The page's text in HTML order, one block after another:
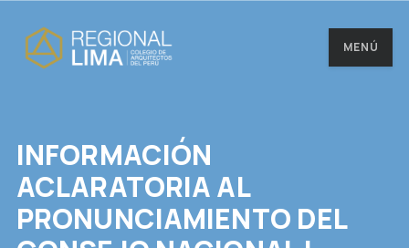
MENÚ
INFORMACIÓN
ACLARATORIA AL
PRONUNCIAMIENTO DEL